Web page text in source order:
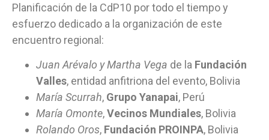
Planificación de la CdP10 por todo el tiempo y
esfuerzo dedicado a la organización de este
encuentro regional:
Juan Arévalo y Martha Vega de la Fundación
Valles, entidad anfitriona del evento, Bolivia
María Scurrah, Grupo Yanapai, Perú
María Omonte,Vecinos Mundiales, Bolivia
Rolando Oros, Fundación PROINPA, Bolivia